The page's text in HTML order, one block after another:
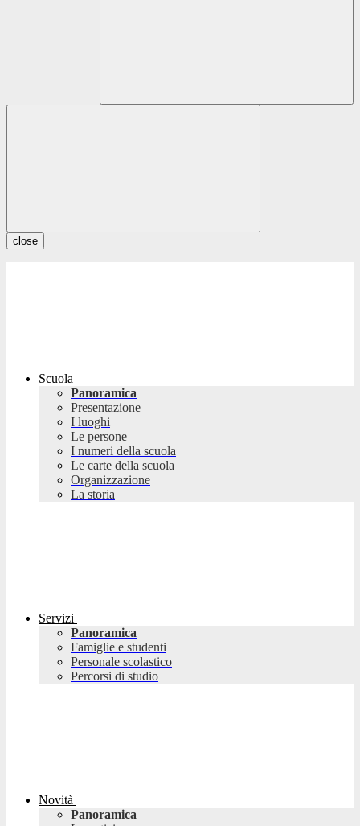
close
Scuola
Panoramica
Presentazione
I luoghi
Le persone
I numeri della scuola
Le carte della scuola
Organizzazione
La storia
Servizi
Panoramica
Famiglie e studenti
Personale scolastico
Percorsi di studio
Novità
Panoramica